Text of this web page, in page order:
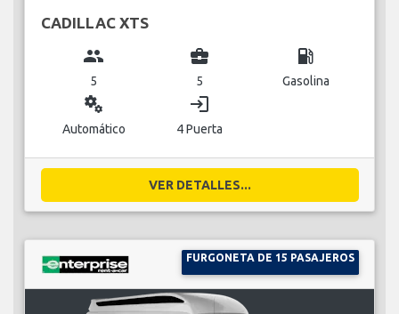
CADILLAC XTS
group
5
business_center
5
local_gas_station
Gasolina
miscellaneous_services
Automático
login
4 Puerta
VER DETALLES...
FURGONETA DE 15 PASAJEROS